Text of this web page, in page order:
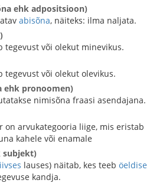
ehk adpositsioon)
abisõna, näiteks: ilma naljata.
tegevust või olekut minevikus.
tegevust või olekut olevikus.
ehk pronoomen)
nimisõna fraasi asendajana.
on arvukategooria liige, mis eristab
kahele või enamale
subjekt)
lauses) näitab, kes teeb öeldise
kandja.